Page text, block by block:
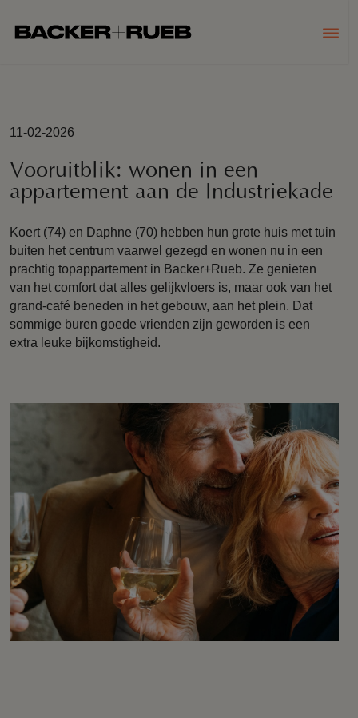
11-02-2026
Vooruitblik: wonen in een
appartement aan de Industriekade
Koert (74) en Daphne (70) hebben hun grote huis met tuin
buiten het centrum vaarwel gezegd en wonen nu in een
prachtig topappartement in Backer+Rueb. Ze genieten
van het comfort dat alles gelijkvloers is, maar ook van het
grand-café beneden in het gebouw, aan het plein. Dat
sommige buren goede vrienden zijn geworden is een
extra leuke bijkomstigheid.